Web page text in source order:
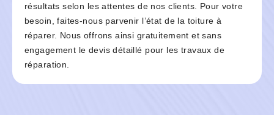
résultats selon les attentes de nos clients. Pour votre
besoin, faites-nous parvenir l’état de la toiture à
réparer. Nous offrons ainsi gratuitement et sans
engagement le devis détaillé pour les travaux de
réparation.